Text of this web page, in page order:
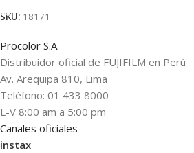
SKU: 18171
Procolor S.A.
Distribuidor oficial de FUJIFILM en Perú
Av. Arequipa 810, Lima
Teléfono: 01 433 8000
L-V 8:00 am a 5:00 pm
Canales oficiales
instax